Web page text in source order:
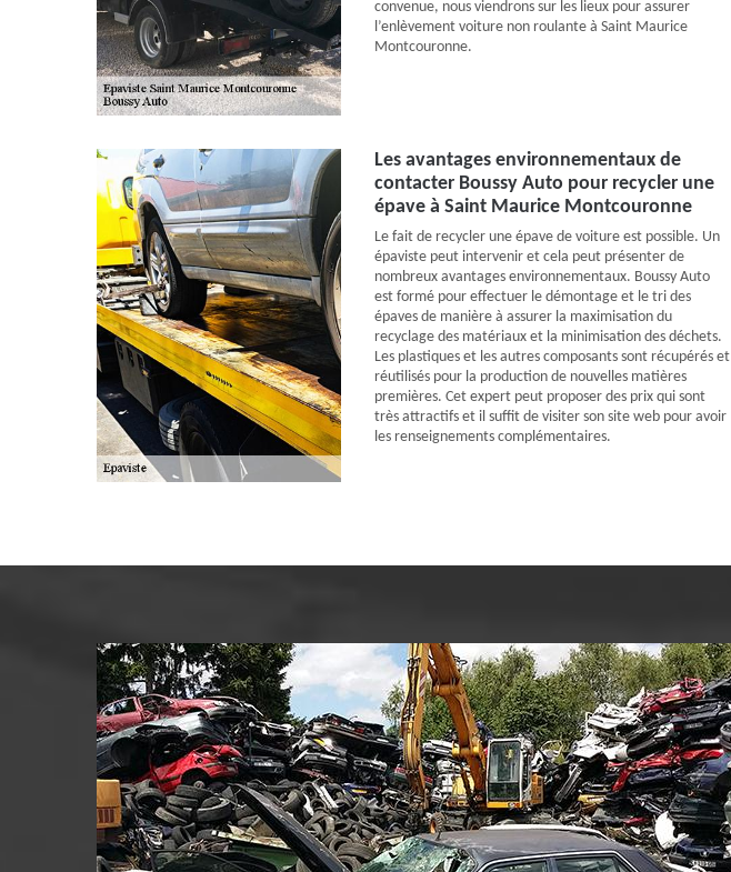
convenue, nous viendrons sur les lieux pour assurer
l’enlèvement voiture non roulante à Saint Maurice
Montcouronne.
Les avantages environnementaux de
contacter Boussy Auto pour recycler une
épave à Saint Maurice Montcouronne
Le fait de recycler une épave de voiture est possible. Un
épaviste peut intervenir et cela peut présenter de
nombreux avantages environnementaux. Boussy Auto
est formé pour effectuer le démontage et le tri des
épaves de manière à assurer la maximisation du
recyclage des matériaux et la minimisation des déchets.
Les plastiques et les autres composants sont récupérés et
réutilisés pour la production de nouvelles matières
premières. Cet expert peut proposer des prix qui sont
très attractifs et il suffit de visiter son site web pour avoir
les renseignements complémentaires.